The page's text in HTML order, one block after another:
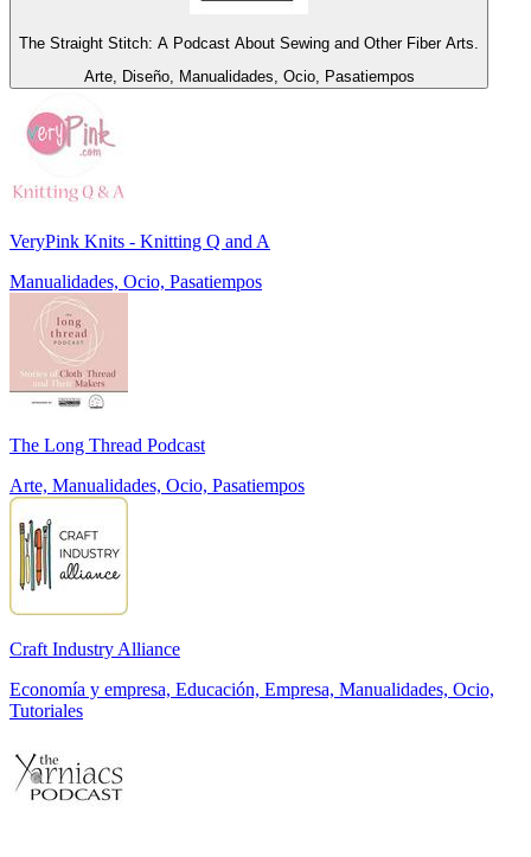
The Straight Stitch: A Podcast About Sewing and Other Fiber Arts.
Arte, Diseño, Manualidades, Ocio, Pasatiempos
VeryPink Knits - Knitting Q and A
Manualidades, Ocio, Pasatiempos
The Long Thread Podcast
Arte, Manualidades, Ocio, Pasatiempos
Craft Industry Alliance
Economía y empresa, Educación, Empresa, Manualidades, Ocio,
Tutoriales